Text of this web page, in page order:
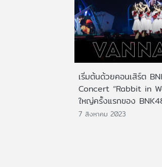
เริ่มต้นด้วยคอนเสิร์ต
Concert “Rabbit in
ใหญ่ครั้งแรกของ
7 สิงหาคม 2023